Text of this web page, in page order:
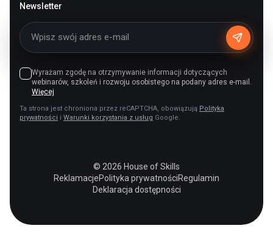
Newsletter
Wyrażam zgodę na otrzymywanie informacji dotyczących
webinarów, szkoleń i rozwoju osobistego na podany adres e-mail.
Więcej
Ta strona jest chroniona przez reCAPTCHA, obowiązują Polityka
prywatności i Warunki korzystania z usług Google.
© 2026 House of Skills
ReklamacjePolityka prywatnościRegulamin
Deklaracja dostępności